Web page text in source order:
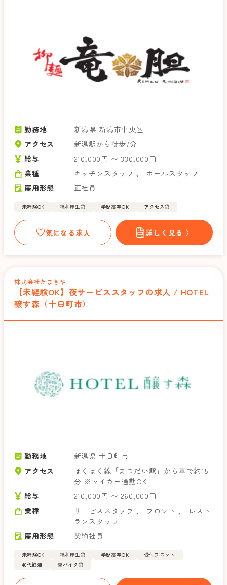
勤務地
新潟県 新潟市中央区
アクセス
新潟駅から徒歩7分
給与
210,000円 〜 330,000円
業種
キッチンスタッフ ，
ホールスタッフ
雇用形態
正社員
未経験OK 福利厚生◎ 学歴高卒OK アクセス◎
気になる求人 詳しく見る 〉
株式会社たまきや
【未経験OK】夜サービススタッフの求人 / HOTEL
醸す森（十日町市）
勤務地
新潟県 十日町市
アクセス
ほくほく線「まつだい駅」から車で約15
分 ※マイカー通勤OK
給与
210,000円 〜 260,000円
業種
サービススタッフ ， フロント，
レスト
ランスタッフ
雇用形態
契約社員
未経験OK 福利厚生◎ 学歴高卒OK
受付フロント
40代歓迎
車バイク◎